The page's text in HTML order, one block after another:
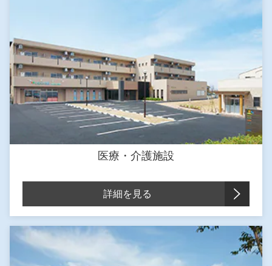
医療・介護施設
詳細を見る